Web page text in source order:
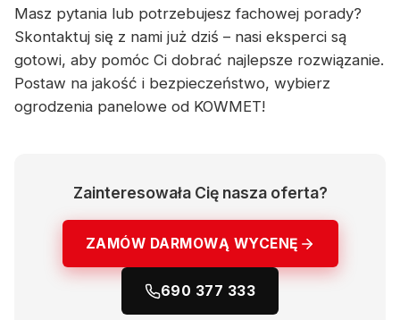
Masz pytania lub potrzebujesz fachowej porady?
Skontaktuj się z nami już dziś – nasi eksperci są
gotowi, aby pomóc Ci dobrać najlepsze rozwiązanie.
Postaw na jakość i bezpieczeństwo, wybierz
ogrodzenia panelowe od KOWMET!
Zainteresowała Cię nasza oferta?
ZAMÓW DARMOWĄ WYCENĘ
690 377 333